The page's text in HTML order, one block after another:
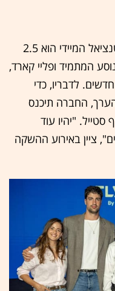
כיצד תגיע החברה ליעד הזה? הפוטנציאל המיידי הוא 2.5
המתמיד ופליי קארד,
לדבריו, כדי
החברה תיכנס
סטייל. "יהיו עוד
ציין באירוע ההשקה